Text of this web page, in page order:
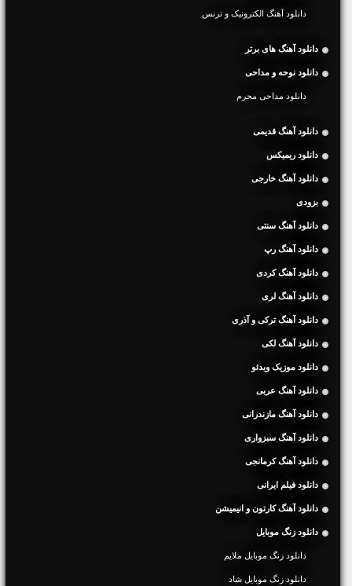
دانلود آهنگ الکترونیک و ترنس
دانلود آهنگ های برتر
دانلود نوحه و مداحی
دانلود مداحی محرم
دانلود آهنگ قدیمی
دانلود ریمیکس
دانلود آهنگ خارجی
بزودی
دانلود آهنگ سنتی
دانلود آهنگ رپ
دانلود آهنگ کردی
دانلود آهنگ لری
دانلود آهنگ ترکی و آذری
دانلود آهنگ لکی
دانلود موزیک ویدئو
دانلود آهنگ عربی
دانلود آهنگ مازندرانی
دانلود آهنگ سبزواری
دانلود آهنگ کرمانجی
دانلود فیلم ایرانی
دانلود آهنگ کارتون و انیمیشن
دانلود زنگ موبایل
دانلود زنگ موبایل ملایم
دانلود زنگ موبایل شاد